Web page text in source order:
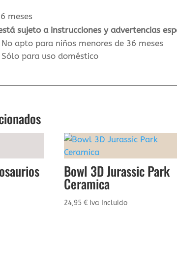
meses
sujeto a instrucciones y advertencias
apto para niños menores de 36 meses
para uso doméstico
Bowl 3D Jurassic Park
Ceramica
24,95€ Iva Incluido